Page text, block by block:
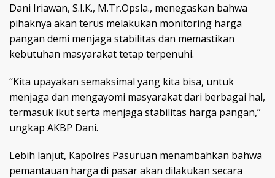
Dani Iriawan, S.I.K., M.Tr.Opsla., menegaskan bahwa
pihaknya akan terus melakukan monitoring harga
pangan demi menjaga stabilitas dan memastikan
kebutuhan masyarakat tetap terpenuhi.
“Kita upayakan semaksimal yang kita bisa, untuk
menjaga dan mengayomi masyarakat dari berbagai hal,
termasuk ikut serta menjaga stabilitas harga pangan,”
ungkap AKBP Dani.
Lebih lanjut, Kapolres Pasuruan menambahkan bahwa
pemantauan harga di pasar akan dilakukan secara